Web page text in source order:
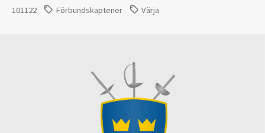
101122 Förbundskaptener Värja